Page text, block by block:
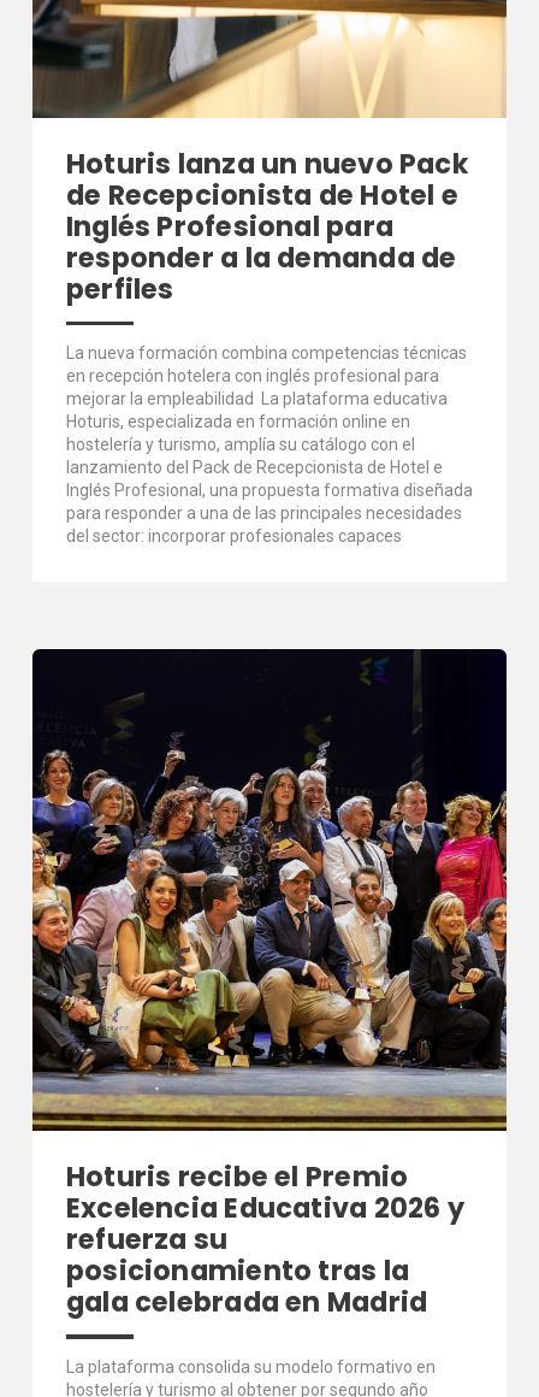
Hoturis lanza un nuevo Pack
de Recepcionista de Hotel e
Inglés Profesional para
responder a la demanda de
perfiles
La nueva formación combina competencias técnicas
en recepción hotelera con inglés profesional para
mejorar la empleabilidad La plataforma educativa
Hoturis, especializada en formación online en
hostelería y turismo, amplía su catálogo con el
lanzamiento del Pack de Recepcionista de Hotel e
Inglés Profesional, una propuesta formativa diseñada
para responder a una de las principales necesidades
del sector: incorporar profesionales capaces
Hoturis recibe el Premio
Excelencia Educativa 2026 y
refuerza su
posicionamiento tras la
gala celebrada en Madrid
La plataforma consolida su modelo formativo en
hostelería y turismo al obtener por segundo año